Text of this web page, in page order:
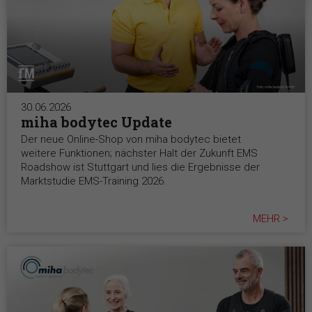
30.06.2026
miha bodytec Update
Der neue Online-Shop von miha bodytec bietet
weitere Funktionen; nächster Halt der Zukunft EMS
Roadshow ist Stuttgart und lies die Ergebnisse der
Marktstudie EMS-Training 2026.
MEHR >